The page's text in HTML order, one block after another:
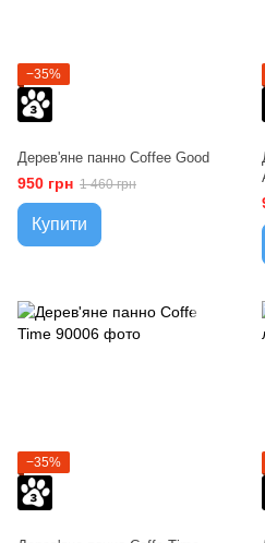
−35%
Дерев'яне панно Coffee Good
950 грн 1 460 грн
Купити
−35%